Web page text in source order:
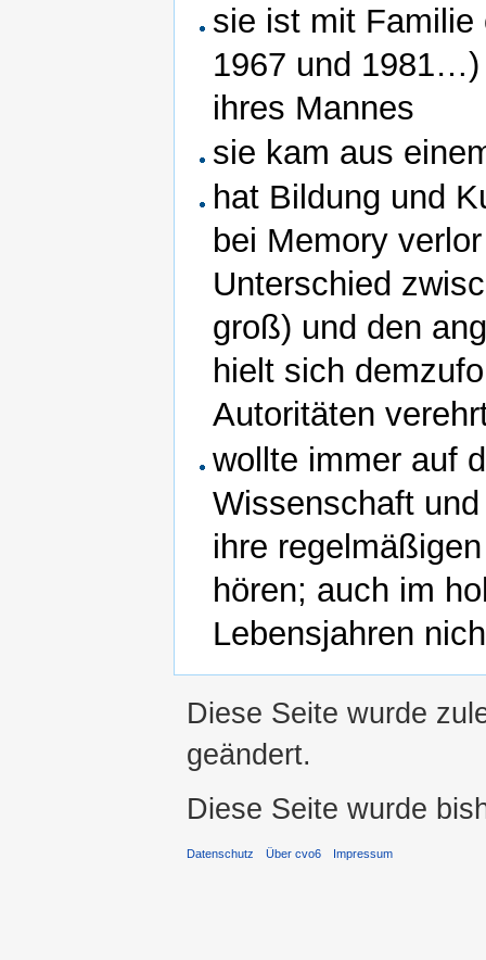
sie ist mit
1967 und 1981…)
ihres Mannes
sie kam aus
hat Bildung und
bei Memory
Unterschied
groß) und den
hielt sich
Autoritäten
wollte immer auf
Wissenschaft
ihre
hören; auch im
Lebensjahren
Diese Seite wurde
geändert.
Diese Seite wurde
Datenschutz Über cvo6 Impressum